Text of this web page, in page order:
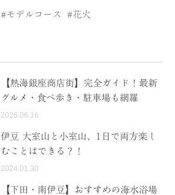
モデルコース 花火
【熱海銀座商店街】完全ガイド！最新
グルメ・食べ歩き・駐車場も網羅
2026.06.16
伊豆 大室山と小室山、1日で両方楽し
むことはできる？！
2024.01.30
【下田・南伊豆】おすすめの海水浴場